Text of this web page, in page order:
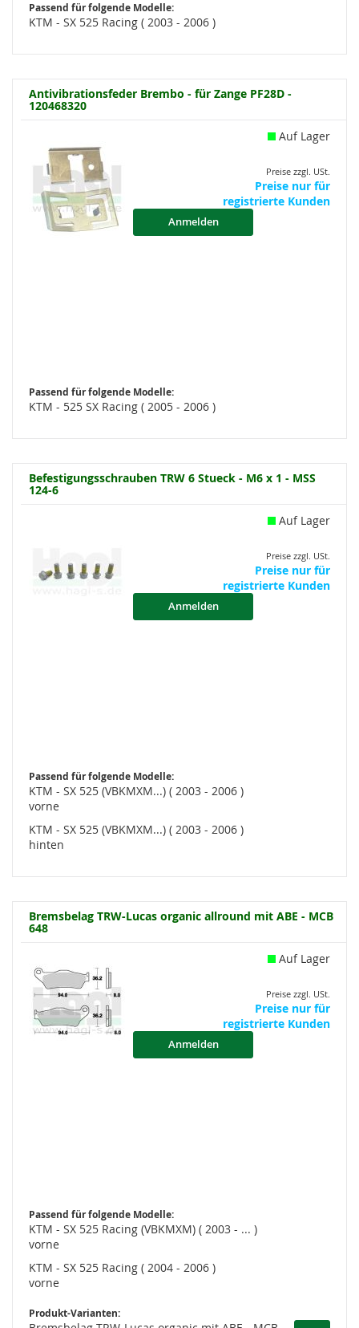
Passend für folgende Modelle:
KTM - SX 525 Racing ( 2003 - 2006 )
Antivibrationsfeder Brembo - für Zange PF28D -
120468320
Auf Lager
Preise zzgl. USt.
Preise nur für
registrierte Kunden
Anmelden
Passend für folgende Modelle:
KTM - 525 SX Racing ( 2005 - 2006 )
Befestigungsschrauben TRW 6 Stueck - M6 x 1 - MSS
124-6
Auf Lager
Preise zzgl. USt.
Preise nur für
registrierte Kunden
Anmelden
Passend für folgende Modelle:
KTM - SX 525 (VBKMXM...) ( 2003 - 2006 )
vorne
KTM - SX 525 (VBKMXM...) ( 2003 - 2006 )
hinten
Bremsbelag TRW-Lucas organic allround mit ABE - MCB
648
Auf Lager
Preise zzgl. USt.
Preise nur für
registrierte Kunden
Anmelden
Passend für folgende Modelle:
KTM - SX 525 Racing (VBKMXM) ( 2003 - ... )
vorne
KTM - SX 525 Racing ( 2004 - 2006 )
vorne
Produkt-Varianten: